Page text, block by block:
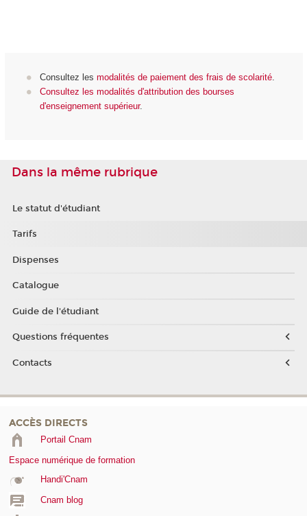
Consultez les modalités de paiement des frais de scolarité.
Consultez les modalités d'attribution des bourses
d'enseignement supérieur.
Dans la même rubrique
Le statut d'étudiant
Tarifs
Dispenses
Catalogue
Guide de l'étudiant
Questions fréquentes
Contacts
ACCÈS DIRECTS
Portail Cnam
Espace numérique de formation
Handi'Cnam
Cnam blog